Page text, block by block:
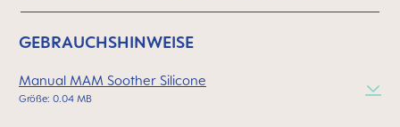
GEBRAUCHSHINWEISE
Manual MAM Soother Silicone
Größe: 0.04 MB